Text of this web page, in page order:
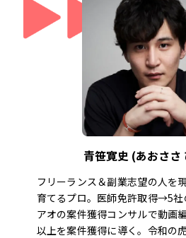
青笹寛史 (あおささ
フリーランス＆副業志望の人を
育てるプロ。医師免許取得→5社
アオの案件獲得コンサルで動画
以上を案件獲得に導く。令和の虎